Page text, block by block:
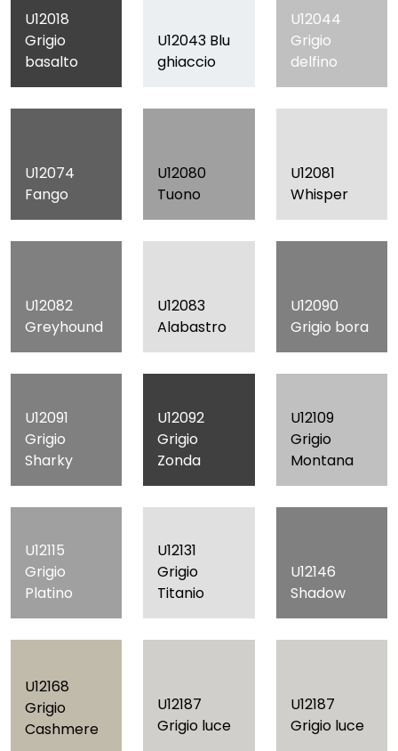
U12018
Grigio
basalto
U12043 Blu
ghiaccio
U12044
Grigio
delfino
U12074
Fango
U12080
Tuono
U12081
Whisper
U12082
Greyhound
U12083
Alabastro
U12090
Grigio bora
U12091
Grigio
Sharky
U12092
Grigio
Zonda
U12109
Grigio
Montana
U12115
Grigio
Platino
U12131
Grigio
Titanio
U12146
Shadow
U12168
Grigio
Cashmere
U12187
Grigio luce
U12187
Grigio luce